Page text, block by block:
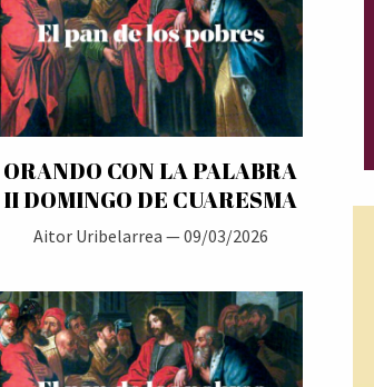
ORANDO CON LA PALABRA
II DOMINGO DE CUARESMA
Aitor Uribelarrea —09/03/2026